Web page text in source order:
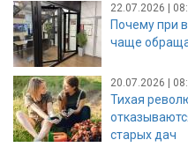
22.07.2026 |
Почему при
чаще
20.07.2026 |
Тихая
старых дач